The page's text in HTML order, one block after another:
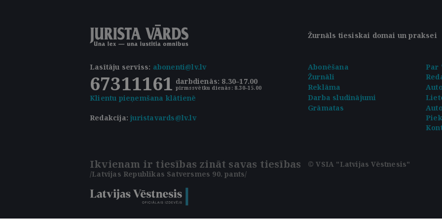
Žurnāls tiesiskai domai un praksei
Lasītāju serviss: abonenti@lv.lv
67311161 darbdienās: 8.30–17.00
pirmssvētku dienās: 8.30–15.00
Klientu pieņemšana klātienē
Abonēšana
Par
Žurnāli
Reklāma
Darba sludinājumi
Redakcija:juristavards@lv.lv
Grāmatas
Ikvienam ir tiesības zināt savas tiesības
/Latvijas Republikas Satversmes 90. pants/
© VSIA "Latvijas Vēstnesis"